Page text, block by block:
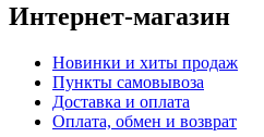
Интернет-магазин
Новинки и хиты продаж
Пункты самовывоза
Доставка и оплата
Оплата, обмен и возврат